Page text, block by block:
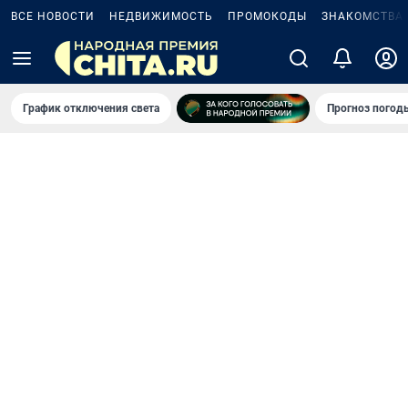
ВСЕ НОВОСТИ НЕДВИЖИМОСТЬ ПРОМОКОДЫ ЗНАКОМСТВА
График отключения света Прогноз